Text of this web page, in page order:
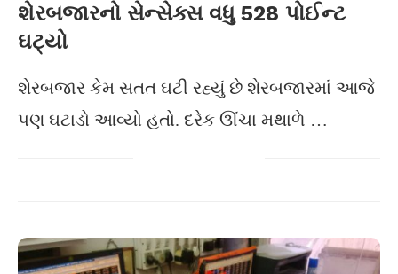
શેરબજારનો સેન્સેક્સ વધુ 528 પોઈન્ટ
ઘટ્યો
શેરબજાર કેમ સતત ઘટી રહ્યું છે શેરબજારમાં આજે
પણ ઘટાડો આવ્યો હતો. દરેક ઊંચા મથાળે …